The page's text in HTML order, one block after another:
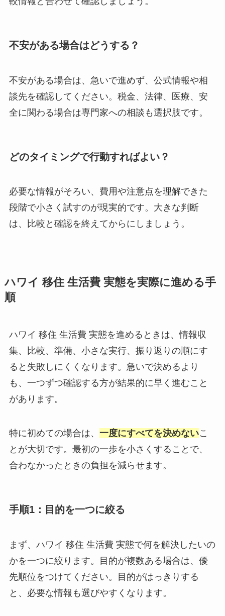
不安がある場合はどうする？
不安がある場合は、急いで進めず、公式情報や相
談先を確認してください。税金、法律、医療、安
全に関わる場合は専門家への相談も選択肢です。
どのタイミングで行動すればよい？
必要な情報がそろい、費用や注意点を理解できた
段階で小さく試すのが現実的です。大きな判断
は、比較と確認を終えてからにしましょう。
ハワイ 移住 生活費 実態を実際に進める手
順
ハワイ 移住 生活費 実態を進めるときは、情報収
集、比較、準備、小さな実行、振り返りの順にす
ると失敗しにくくなります。急いで決めるより
も、一つずつ確認する方が結果的に早く進むこと
があります。
特に初めての場合は、 一度にすべてを決めないこ
とが大切です。最初の一歩を小さくすることで、
合わなかったときの負担を減らせます。
手順1：目的を一つに絞る
まず、ハワイ 移住 生活費 実態で何を解決したいの
かを一つに絞ります。目的が複数ある場合は、優
先順位をつけてください。目的がはっきりする
と、必要な情報も選びやすくなります。